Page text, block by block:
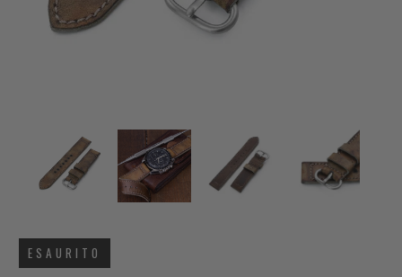
ESAURITO